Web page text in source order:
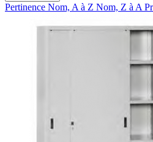
Pertinence Nom, A à Z Nom, Z à A